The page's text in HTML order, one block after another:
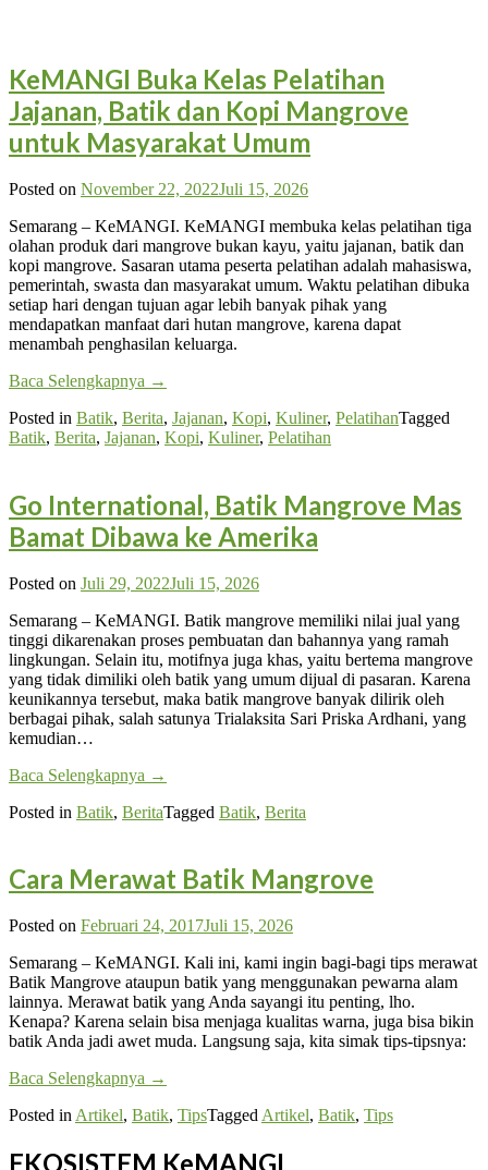
KeMANGI Buka Kelas Pelatihan
Jajanan, Batik dan Kopi Mangrove
untuk Masyarakat Umum
Posted on November 22, 2022Juli 15, 2026
Semarang – KeMANGI. KeMANGI membuka kelas pelatihan tiga
olahan produk dari mangrove bukan kayu, yaitu jajanan, batik dan
kopi mangrove. Sasaran utama peserta pelatihan adalah mahasiswa,
pemerintah, swasta dan masyarakat umum. Waktu pelatihan dibuka
setiap hari dengan tujuan agar lebih banyak pihak yang
mendapatkan manfaat dari hutan mangrove, karena dapat
menambah penghasilan keluarga.
Baca Selengkapnya →
Posted in Batik, Berita, Jajanan, Kopi, Kuliner, PelatihanTagged
Batik, Berita, Jajanan, Kopi, Kuliner, Pelatihan
Go International, Batik Mangrove Mas
Bamat Dibawa ke Amerika
Posted on Juli 29, 2022Juli 15, 2026
Semarang – KeMANGI. Batik mangrove memiliki nilai jual yang
tinggi dikarenakan proses pembuatan dan bahannya yang ramah
lingkungan. Selain itu, motifnya juga khas, yaitu bertema mangrove
yang tidak dimiliki oleh batik yang umum dijual di pasaran. Karena
keunikannya tersebut, maka batik mangrove banyak dilirik oleh
berbagai pihak, salah satunya Trialaksita Sari Priska Ardhani, yang
kemudian…
Baca Selengkapnya →
Posted in Batik, BeritaTagged Batik, Berita
Cara Merawat Batik Mangrove
Posted on Februari 24, 2017Juli 15, 2026
Semarang – KeMANGI. Kali ini, kami ingin bagi-bagi tips merawat
Batik Mangrove ataupun batik yang menggunakan pewarna alam
lainnya. Merawat batik yang Anda sayangi itu penting, lho.
Kenapa? Karena selain bisa menjaga kualitas warna, juga bisa bikin
batik Anda jadi awet muda. Langsung saja, kita simak tips-tipsnya:
Baca Selengkapnya →
Posted in Artikel, Batik, TipsTagged Artikel, Batik, Tips
EKOSISTEM KeMANGI